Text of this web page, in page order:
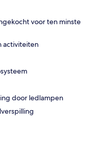
voor ten minste
activiteiten
door ledlampen